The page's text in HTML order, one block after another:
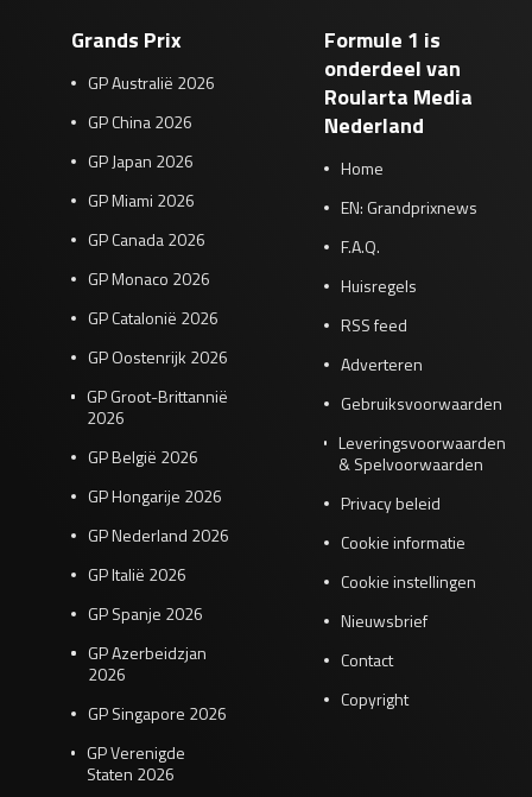
Grands Prix
GP Australië 2026
GP China 2026
GP Japan 2026
GP Miami 2026
GP Canada 2026
GP Monaco 2026
GP Catalonië 2026
GP Oostenrijk 2026
GP Groot-Brittannië
2026
GP België 2026
GP Hongarije 2026
GP Nederland 2026
GP Italië 2026
GP Spanje 2026
GP Azerbeidzjan
2026
GP Singapore 2026
GP Verenigde
Staten 2026
Formule 1 is
onderdeel van
Roularta Media
Nederland
Home
EN: Grandprixnews
F.A.Q.
Huisregels
RSS feed
Adverteren
Gebruiksvoorwaarden
Leveringsvoorwaarden
& Spelvoorwaarden
Privacy beleid
Cookie informatie
Cookie instellingen
Nieuwsbrief
Contact
Copyright